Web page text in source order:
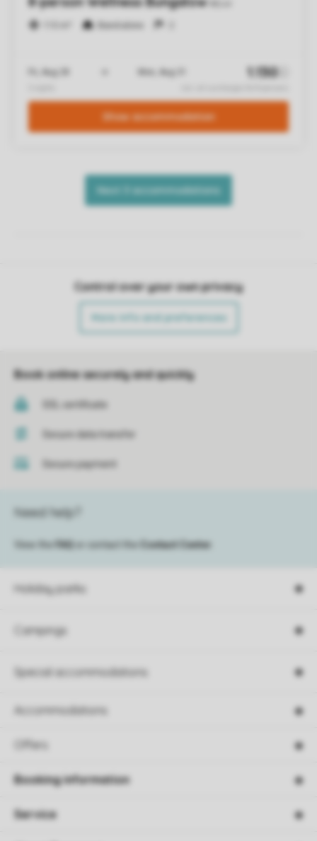
Control over your own privacy
More info and preferences
Book online securely and quickly
SSL certificate
Secure data transfer
Secure payment
Holiday parks
Campings
Special accommodations
Accommodations
Offers
Need help?
View the FAQ or contact the Contact Center
Booking information
Service